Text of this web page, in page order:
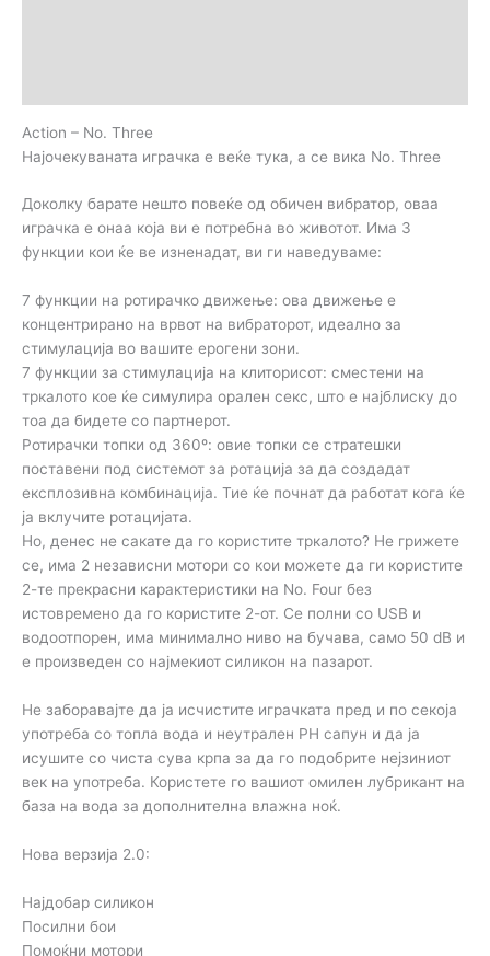
Action – No. Three
Најочекуваната играчка е веќе тука, а се вика No. Three
Доколку барате нешто повеќе од обичен вибратор, оваа
играчка е онаа која ви е потребна во животот. Има 3
функции кои ќе ве изненадат, ви ги наведуваме:
7 функции на ротирачко движење: ова движење е
концентрирано на врвот на вибраторот, идеално за
стимулација во вашите ерогени зони.
7 функции за стимулација на клиторисот: сместени на
тркалото кое ќе симулира орален секс, што е најблиску до
тоа да бидете со партнерот.
Ротирачки топки од 360º: овие топки се стратешки
поставени под системот за ротација за да создадат
експлозивна комбинација. Тие ќе почнат да работат кога ќе
ја вклучите ротацијата.
Но, денес не сакате да го користите тркалото? Не грижете
се, има 2 независни мотори со кои можете да ги користите
2-те прекрасни карактеристики на No. Four без
истовремено да го користите 2-от. Се полни со USB и
водоотпорен, има минимално ниво на бучава, само 50 dB и
е произведен со најмекиот силикон на пазарот.
Не заборавајте да ја исчистите играчката пред и по секоја
употреба со топла вода и неутрален PH сапун и да ја
исушите со чиста сува крпа за да го подобрите нејзиниот
век на употреба. Користете го вашиот омилен лубрикант на
база на вода за дополнителна влажна ноќ.
Нова верзија 2.0:
Најдобар силикон
Посилни бои
Помоќни мотори